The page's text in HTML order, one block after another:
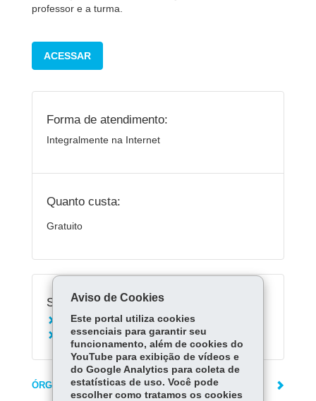
professor e a turma.
ACESSAR
Forma de atendimento:
Integralmente na Internet
Quanto custa:
Gratuito
Serviços Relacionados:
Acessar o Aula Paraná
Acessar Escola Digital
ÓRGÃO RESPONSÁVEL
Aviso de Cookies
Este portal utiliza cookies
essenciais para garantir seu
funcionamento, além de cookies do
YouTube para exibição de vídeos e
do Google Analytics para coleta de
estatísticas de uso. Você pode
escolher como tratamos os cookies